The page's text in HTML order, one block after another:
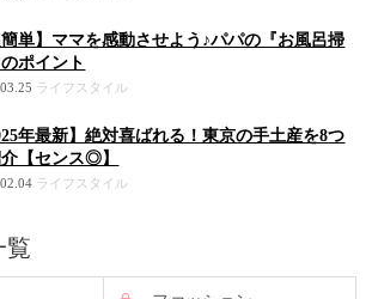
簡単】ママを感動させよう♪パパの『お風呂掃
ポイント
ライフスタイル
年最新】絶対喜ばれる！東京の手土産を8つ
【センス◎】
ライフスタイル
覧